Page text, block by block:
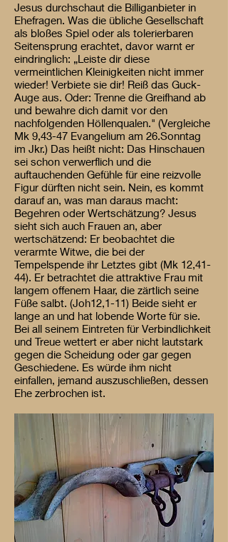
Jesus durchschaut die Billiganbieter in
Ehefragen. Was die übliche Gesellschaft
als bloßes Spiel oder als tolerierbaren
Seitensprung erachtet, davor warnt er
eindringlich: „Leiste dir diese
vermeintlichen Kleinigkeiten nicht immer
wieder! Verbiete sie dir! Reiß das Guck-
Auge aus. Oder: Trenne die Greifhand ab
und bewahre dich damit vor den
nachfolgenden Höllenqualen." (Vergleiche
Mk 9,43-47 Evangelium am 26.Sonntag
im Jkr.) Das heißt nicht: Das Hinschauen
sei schon verwerflich und die
auftauchenden Gefühle für eine reizvolle
Figur dürften nicht sein. Nein, es kommt
darauf an, was man daraus macht:
Begehren oder Wertschätzung? Jesus
sieht sich auch Frauen an, aber
wertschätzend: Er beobachtet die
verarmte Witwe, die bei der
Tempelspende ihr Letztes gibt (Mk 12,41-
44). Er betrachtet die attraktive Frau mit
langem offenem Haar, die zärtlich seine
Füße salbt. (Joh12,1-11) Beide sieht er
lange an und hat lobende Worte für sie.
Bei all seinem Eintreten für Verbindlichkeit
und Treue wettert er aber nicht lautstark
gegen die Scheidung oder gar gegen
Geschiedene. Es würde ihm nicht
einfallen, jemand auszuschließen, dessen
Ehe zerbrochen ist.